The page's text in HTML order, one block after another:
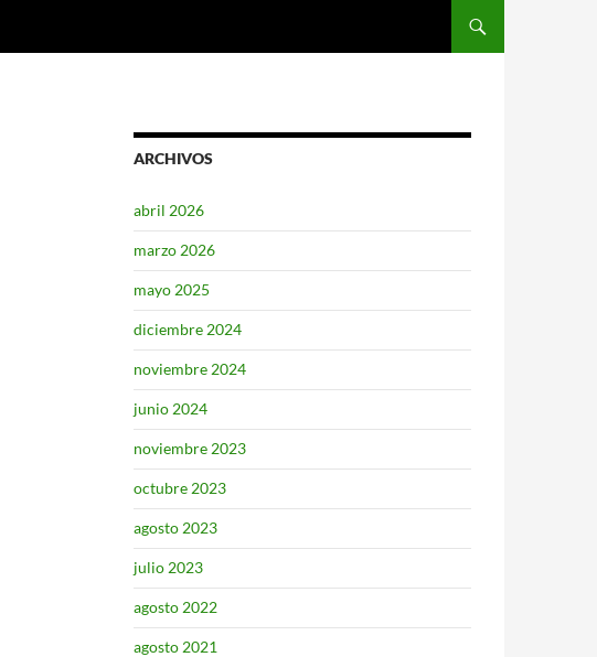
ARCHIVOS
abril 2026
marzo 2026
mayo 2025
diciembre 2024
noviembre 2024
junio 2024
noviembre 2023
octubre 2023
agosto 2023
julio 2023
agosto 2022
agosto 2021